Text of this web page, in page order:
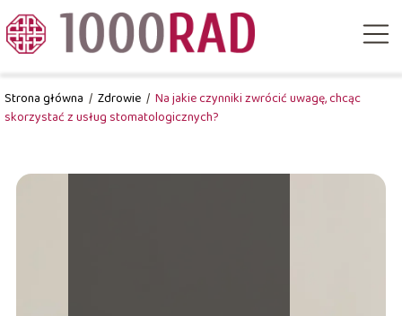
Strona główna / Zdrowie / Na jakie czynniki zwrócić uwagę, chcąc
skorzystać z usług stomatologicznych?